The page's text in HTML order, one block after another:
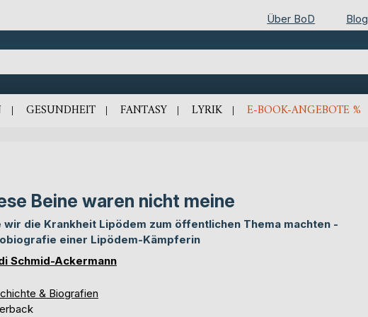
Über BoD Blog
GESUNDHEIT FANTASY LYRIK E-BOOK-ANGEBOTE %
Beine waren nicht meine
wir die Krankheit Lipödem zum öffentlichen Thema machten -
einer Lipödem-Kämpferin
Schmid-Ackermann
& Biografien